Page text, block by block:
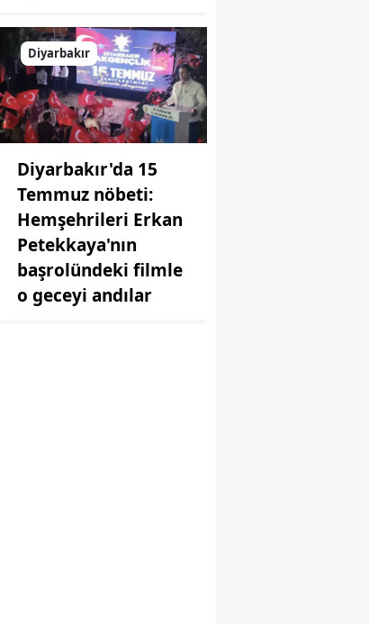
Diyarbakır
Diyarbakır'da 15
Temmuz nöbeti:
Hemşehrileri Erkan
Petekkaya'nın
başrolündeki filmle
o geceyi andılar